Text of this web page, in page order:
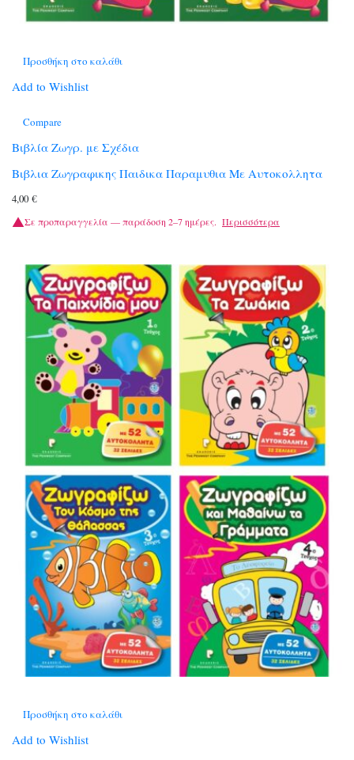
Προσθήκη στο καλάθι
Add to Wishlist
Compare
Βιβλία Ζωγρ. με Σχέδια
Βιβλια Ζωγραφικης Παιδικα Παραμυθια Με Αυτοκολλητα
4,00 €
Σε προπαραγγελία — παράδοση 2–7 ημέρες. Περισσότερα
Προσθήκη στο καλάθι
Add to Wishlist